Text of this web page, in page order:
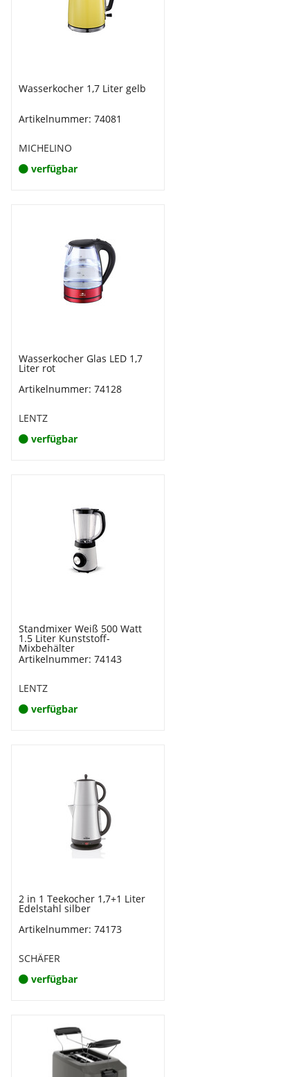
Wasserkocher 1,7 Liter gelb
Artikelnummer: 74081
MICHELINO
verfügbar
Wasserkocher Glas LED 1,7
Liter rot
Artikelnummer: 74128
LENTZ
verfügbar
Standmixer Weiß 500 Watt
1.5 Liter Kunststoff-
Mixbehälter
Artikelnummer: 74143
LENTZ
verfügbar
2 in 1 Teekocher 1,7+1 Liter
Edelstahl silber
Artikelnummer: 74173
SCHÄFER
verfügbar